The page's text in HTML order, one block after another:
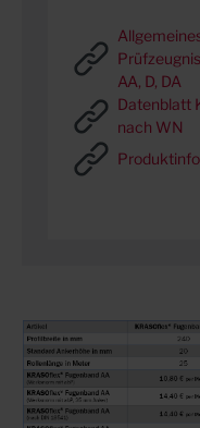
AA, D, DA
Datenblatt
nach WN